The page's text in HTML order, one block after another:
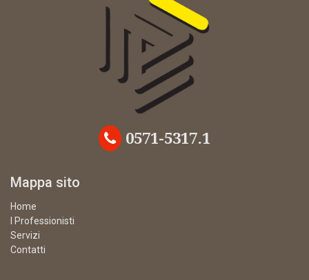
0571-5317.1
Mappa sito
Home
I Professionisti
Servizi
Contatti